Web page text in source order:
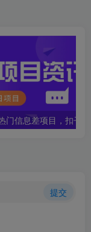
提交